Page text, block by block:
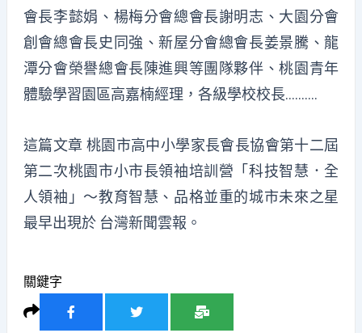
會長李懿娟、楊梅分會總會長謝明志、大園分會
創會總會長史同強、新屋分會總會長姜景騰、龍
潭分會榮譽總會長陳進興等團隊夥伴、桃園青年
體驗學習園區高嘉楠經理，各級學校校長……….
這篇文章 桃園市高中小學家長會長協會第十二屆
第二次桃園市小市長領袖培訓營「科技智慧．全
人領袖」～教育智慧、品格並重的城市未來之星
最早出現於 台灣新聞雲報 。
關鍵字